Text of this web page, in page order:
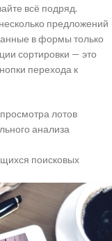
всё подряд.
предложений
в формы только
сортировки — это
перехода к
лотов
анализа
поисковых